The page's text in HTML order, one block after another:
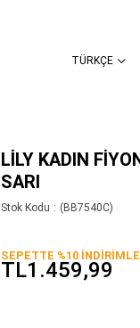
TÜRKÇE
LILY KADIN
SARI
Stok Kodu (BB7540C)
SEPETTE %10
TL1.459,99